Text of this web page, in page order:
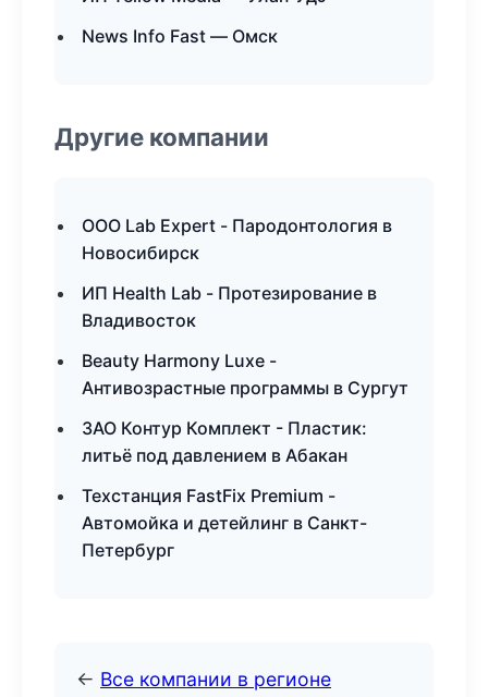
News Info Fast — Омск
Другие компании
ООО Lab Expert - Пародонтология в
Новосибирск
ИП Health Lab - Протезирование в
Владивосток
Beauty Harmony Luxe -
Антивозрастные программы в Сургут
ЗАО Контур Комплект - Пластик:
литьё под давлением в Абакан
Техстанция FastFix Premium -
Автомойка и детейлинг в Санкт-
Петербург
← Все компании в регионе